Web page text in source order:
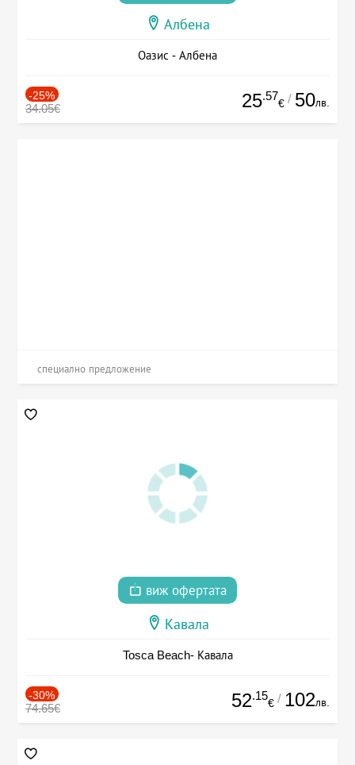
Албена
Оазис - Албена
-25%
34.05€ 25.57
€ / 50лв.
специално предложение
виж офертата
Кавала
Tosca Beach- Кавала
-30%
74.65€ 52.15
€ / 102лв.